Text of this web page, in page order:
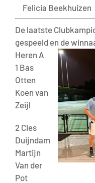
Felicia Beekhuizen
De laatste
gespeeld en de
Heren A
1 Bas
Otten
Koen van
Zeijl
2 Cies
Duijndam
Martijn
Van der
Pot